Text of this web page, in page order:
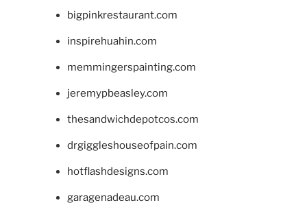
bigpinkrestaurant.com
inspirehuahin.com
memmingerspainting.com
jeremypbeasley.com
thesandwichdepotcos.com
drgiggleshouseofpain.com
hotflashdesigns.com
garagenadeau.com